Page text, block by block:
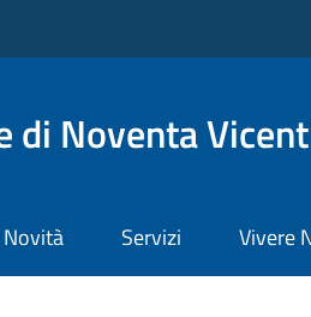
di Noventa
Novità Servizi Vivere